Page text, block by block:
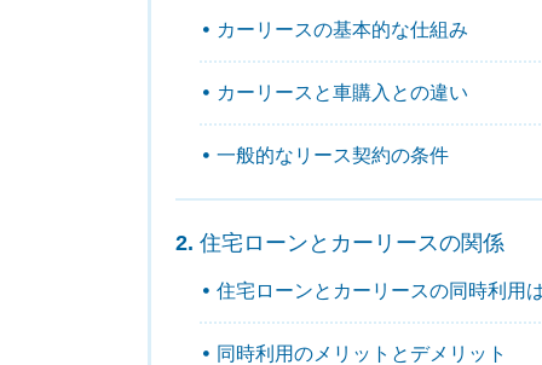
カーリースの基本的な仕組み
カーリースと車購入との違い
一般的なリース契約の条件
住宅ローンとカーリースの関係
住宅ローンとカーリースの同時利用
同時利用のメリットとデメリット